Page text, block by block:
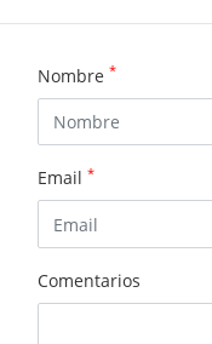
Nombre *
Email *
Comentarios